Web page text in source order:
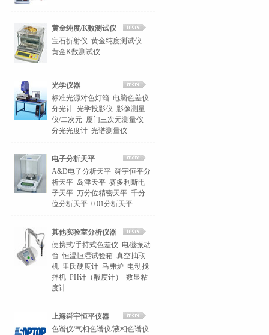
黄金纯度/K数测试仪
宝石折射仪 黄金纯度测试仪
黄金K数测试仪
光学仪器
标准光源对色灯箱 电脑色差仪
分光计 光学投影仪 影像测量
仪/二次元 厦门三次元测量仪
分光光度计 光谱测量仪
电子分析天平
A&D电子分析天平 舜宇恒平分
析天平 岛津天平 赛多利斯电
子天平 万分位精密天平 千分
位分析天平 0.01分析天平
其他实验室分析仪器
便携式/手持式色差仪 电磁振动
台 恒温恒湿试验箱 真空抽取
机 里氏硬度计 马弗炉 电动搅
拌机 PH计（酸度计）
数显粘
度计
上海舜宇恒平仪器
色谱仪/气相色谱仪/液相色谱仪